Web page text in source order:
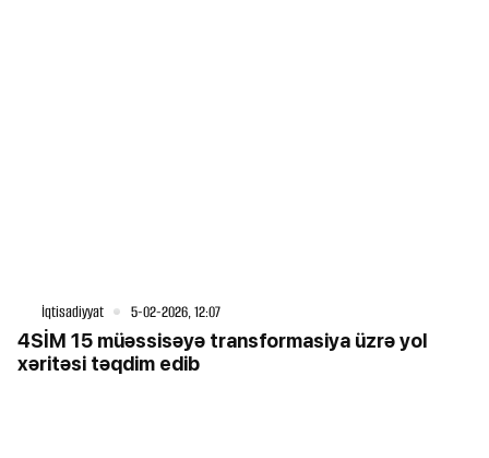
İqtisadiyyat 5-02-2026, 12:07
4SİM 15 müəssisəyə transformasiya üzrə yol
xəritəsi təqdim edib